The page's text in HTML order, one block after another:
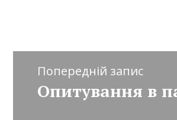
Попередній запис